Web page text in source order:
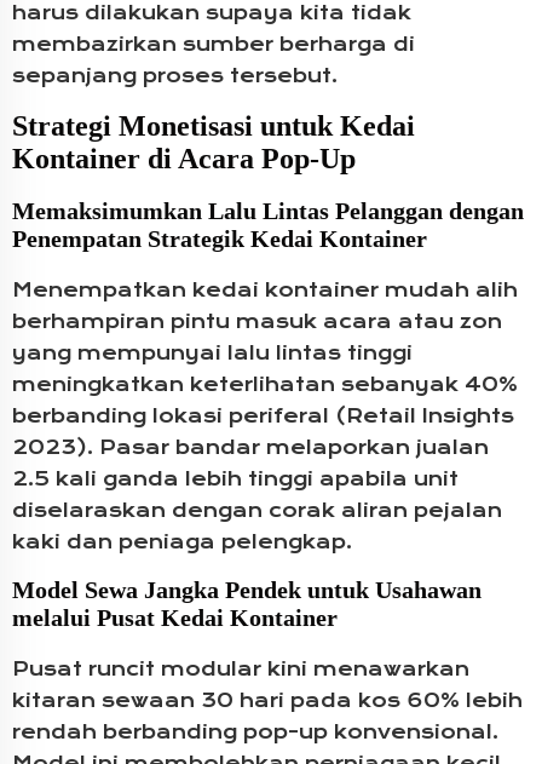
harus dilakukan supaya kita tidak
membazirkan sumber berharga di
sepanjang proses tersebut.
Strategi Monetisasi untuk Kedai
Kontainer di Acara Pop-Up
Memaksimumkan Lalu Lintas Pelanggan dengan
Penempatan Strategik Kedai Kontainer
Menempatkan kedai kontainer mudah alih
berhampiran pintu masuk acara atau zon
yang mempunyai lalu lintas tinggi
meningkatkan keterlihatan sebanyak 40%
berbanding lokasi periferal (Retail Insights
2023). Pasar bandar melaporkan jualan
2.5 kali ganda lebih tinggi apabila unit
diselaraskan dengan corak aliran pejalan
kaki dan peniaga pelengkap.
Model Sewa Jangka Pendek untuk Usahawan
melalui Pusat Kedai Kontainer
Pusat runcit modular kini menawarkan
kitaran sewaan 30 hari pada kos 60% lebih
rendah berbanding pop-up konvensional.